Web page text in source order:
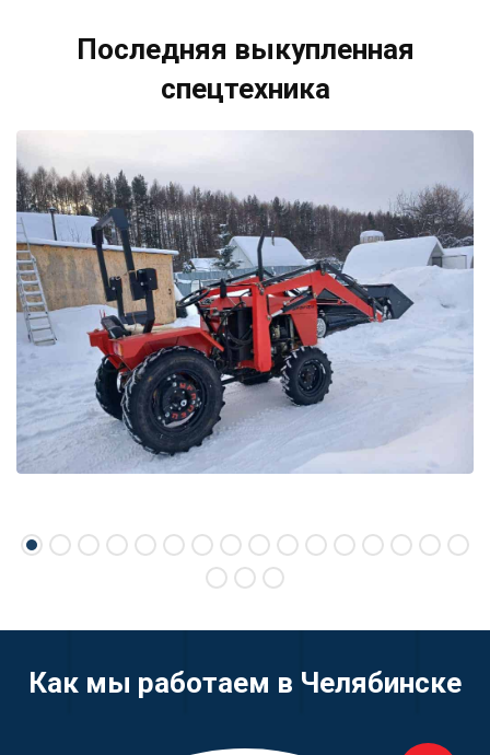
Последняя выкупленная
спецтехника
Как мы работаем в Челябинске